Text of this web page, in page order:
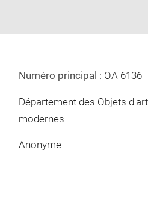
Numéro principal : OA 6136
Département des Objets
modernes
Anonyme